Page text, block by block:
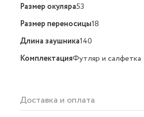
Размер окуляра53
Размер переносицы18
Длина заушника140
КомплектацияФутляр и салфетка
Доставка и оплата